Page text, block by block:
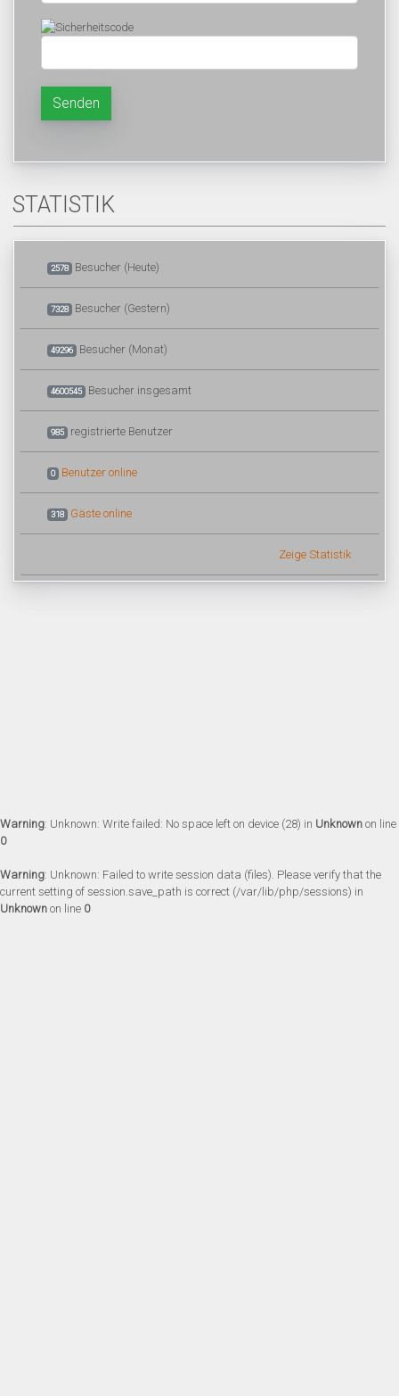
Senden
STATISTIK
2578 Besucher (Heute)
7328 Besucher (Gestern)
49296 Besucher (Monat)
4600545 Besucher insgesamt
985 registrierte Benutzer
0 Benutzer online
318 Gäste online
Zeige Statistik
Warning: Unknown: Write failed: No space left on device (28) in Unknown on line
0
Warning: Unknown: Failed to write session data (files). Please verify that the
current setting of session.save_path is correct (/var/lib/php/sessions) in
Unknown on line 0